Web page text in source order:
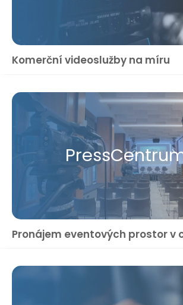
Komerční videoslužby na míru
Pronájem eventových prostor v